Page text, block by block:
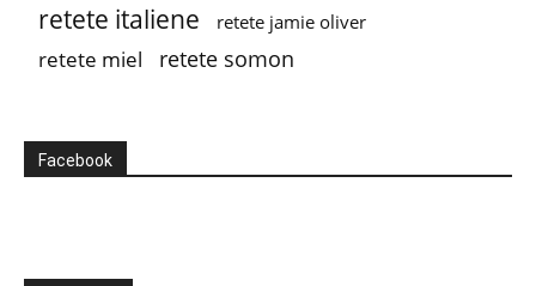
retete italiene retete jamie oliver
retete miel retete somon
Facebook